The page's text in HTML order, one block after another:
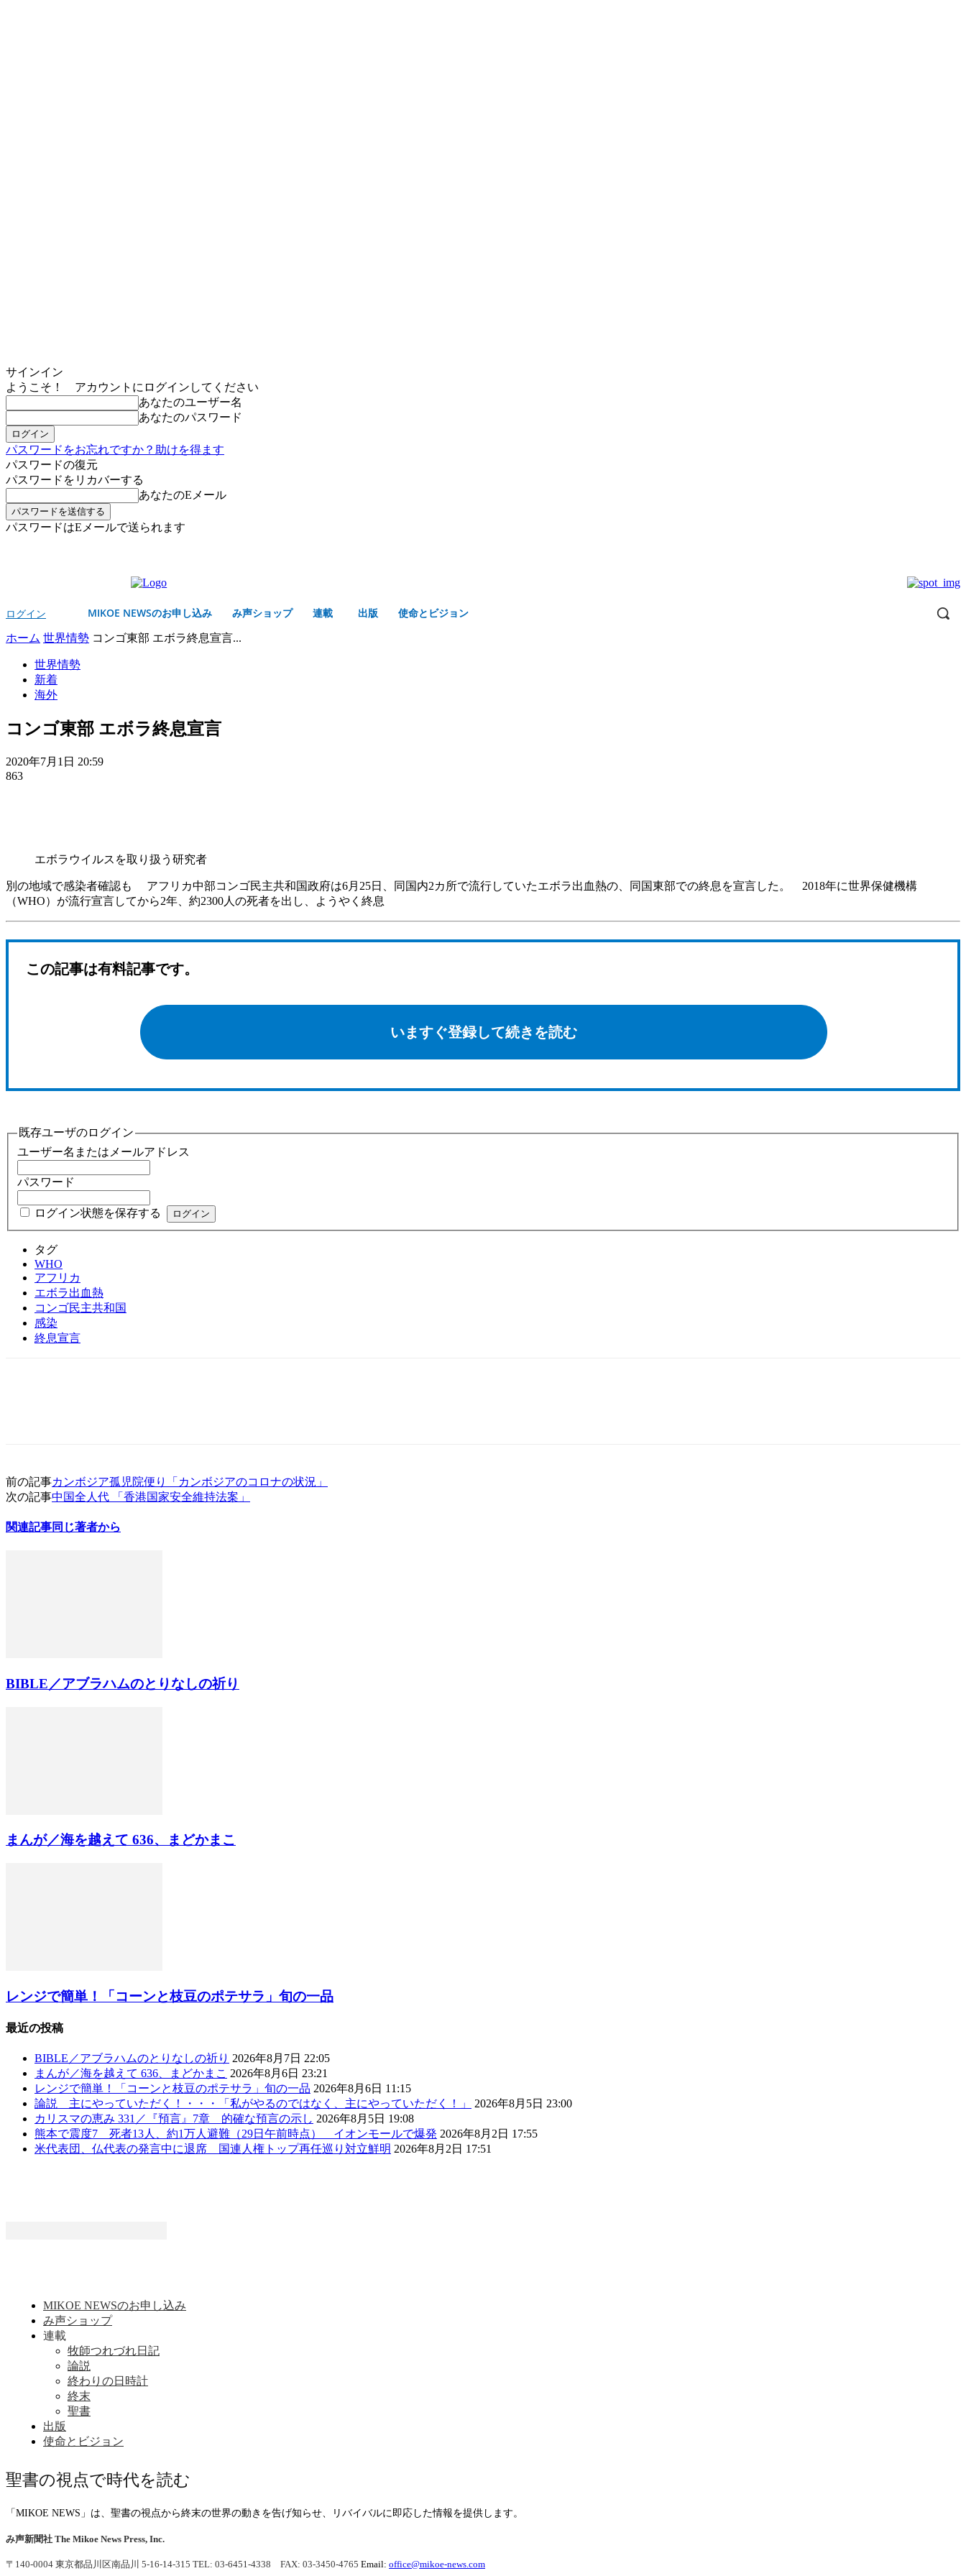
サインイン
ようこそ！ アカウントにログインしてください
あなたのユーザー名
あなたのパスワード
パスワードをお忘れですか？助けを得ます
パスワードの復元
パスワードをリカバーする
あなたのEメール
パスワードはEメールで送られます
ログイン MIKOE NEWSのお申し込み み声ショップ 連載 出版 使命とビジョン
ホーム 世界情勢 コンゴ東部 エボラ終息宣言...
世界情勢
新着
海外
コンゴ東部 エボラ終息宣言
2020年7月1日 20:59
863
エボラウイルスを取り扱う研究者
別の地域で感染者確認も アフリカ中部コンゴ民主共和国政府は6月25日、同国内2カ所で流行していたエボラ出血熱の、同国東部での終息を宣言した。 2018年に世界保健機構
（WHO）が流行宣言してから2年、約2300人の死者を出し、ようやく終息
この記事は有料記事です。
いますぐ登録して続きを読む
既存ユーザのログイン
ユーザー名またはメールアドレス
パスワード
ログイン状態を保存する
タグ
WHO
アフリカ
エボラ出血熱
コンゴ民主共和国
感染
終息宣言
前の記事カンボジア孤児院便り「カンボジアのコロナの状況」
次の記事中国全人代 「香港国家安全維持法案」
関連記事同じ著者から
BIBLE／アブラハムのとりなしの祈り
まんが／海を越えて 636、まどかまこ
レンジで簡単！「コーンと枝豆のポテサラ」旬の一品
最近の投稿
BIBLE／アブラハムのとりなしの祈り 2026年8月7日 22:05
まんが／海を越えて 636、まどかまこ 2026年8月6日 23:21
レンジで簡単！「コーンと枝豆のポテサラ」旬の一品 2026年8月6日 11:15
論説 主にやっていただく！・・・「私がやるのではなく、主にやっていただく！」
2026年8月5日 23:00
カリスマの恵み 331／『預言』7章 的確な預言の示し 2026年8月5日 19:08
熊本で震度7 死者13人、約1万人避難（29日午前時点） イオンモールで爆発 2026年8月2日 17:55
米代表団、仏代表の発言中に退席 国連人権トップ再任巡り対立鮮明 2026年8月2日 17:51
MIKOE NEWSのお申し込み
み声ショップ
連載
牧師つれづれ日記
論説
終わりの日時計
終末
聖書
出版
使命とビジョン
聖書の視点で時代を読む
「MIKOE NEWS」は、聖書の視点から終末の世界の動きを告げ知らせ、リバイバルに即応した情報を提供します。
み声新聞社 The Mikoe News Press, Inc.
〒140-0004 東京都品川区南品川 5-16-14-315 TEL: 03-6451-4338 FAX: 03-3450-4765 Email: office@mikoe-news.com